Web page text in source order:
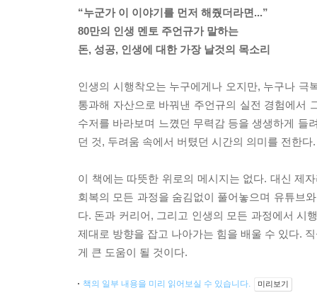
“누군가 이 이야기를 먼저 해줬더라면...”
80만의 인생 멘토 주언규가 말하는
돈, 성공, 인생에 대한 가장 날것의 목소리
인생의 시행착오는 누구에게나 오지만, 누구나
통과해 자산으로 바꿔낸 주언규의 실전 경험에서
수저를 바라보며 느꼈던 무력감 등을 생생하게 들
던 것, 두려움 속에서 버텼던 시간의 의미를 전한다.
이 책에는 따뜻한 위로의 메시지는 없다. 대신 제
회복의 모든 과정을 숨김없이 풀어놓으며 유튜브
다. 돈과 커리어, 그리고 인생의 모든 과정에서 시
제대로 방향을 잡고 나아가는 힘을 배울 수 있다.
게 큰 도움이 될 것이다.
책의 일부 내용을 미리 읽어보실 수 있습니다. 미리보기